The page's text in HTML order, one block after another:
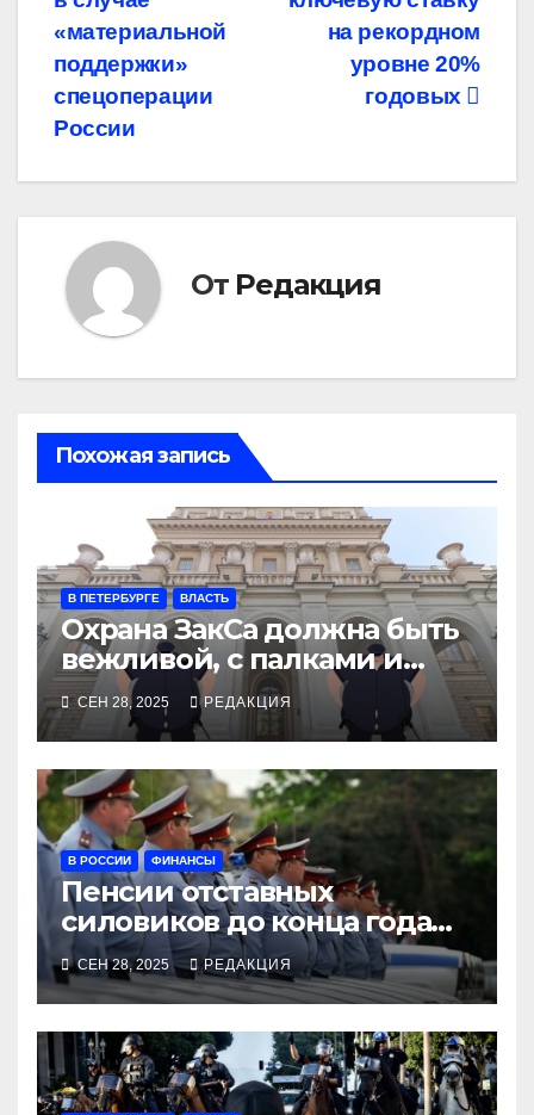
записям
на рекордном
уровне 20%
годовых
«материальной
поддержки»
спецоперации
России
От Редакция
Похожая запись
В ПЕТЕРБУРГЕ ВЛАСТЬ
Охрана ЗакСа должна быть
вежливой, с палками и
наручниками
СЕН 28, 2025 РЕДАКЦИЯ
В РОССИИ ФИНАНСЫ
Пенсии отставных
силовиков до конца года
повысятся вместе с
окладами действующих
СЕН 28, 2025 РЕДАКЦИЯ